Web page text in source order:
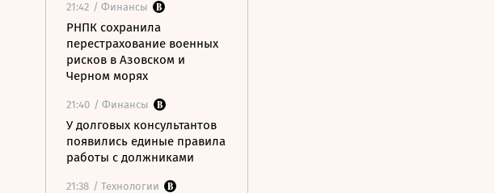
21:42 / Финансы
РНПК сохранила
перестрахование военных
рисков в Азовском и
Черном морях
21:40 / Финансы
У долговых консультантов
появились единые правила
работы с должниками
21:38 / Технологии